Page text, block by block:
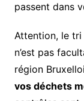
passent dans
Attention, le tri
n’est pas
région
vos déchets